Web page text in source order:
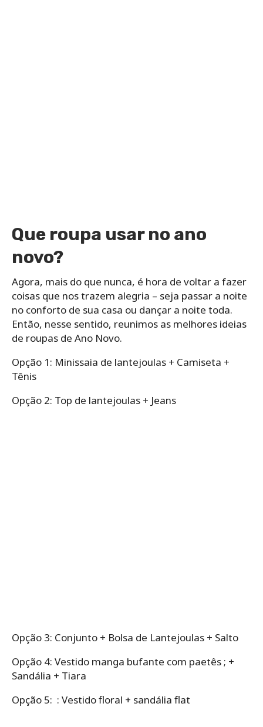
Que roupa usar no ano
novo?
Agora, mais do que nunca, é hora de voltar a fazer
coisas que nos trazem alegria – seja passar a noite
no conforto de sua casa ou dançar a noite toda.
Então, nesse sentido, reunimos as melhores ideias
de roupas de Ano Novo.
Opção 1: Minissaia de lantejoulas + Camiseta +
Tênis
Opção 2: Top de lantejoulas + Jeans
Opção 3: Conjunto + Bolsa de Lantejoulas + Salto
Opção 4: Vestido manga bufante com paetês ; +
Sandália + Tiara
Opção 5: : Vestido floral + sandália flat